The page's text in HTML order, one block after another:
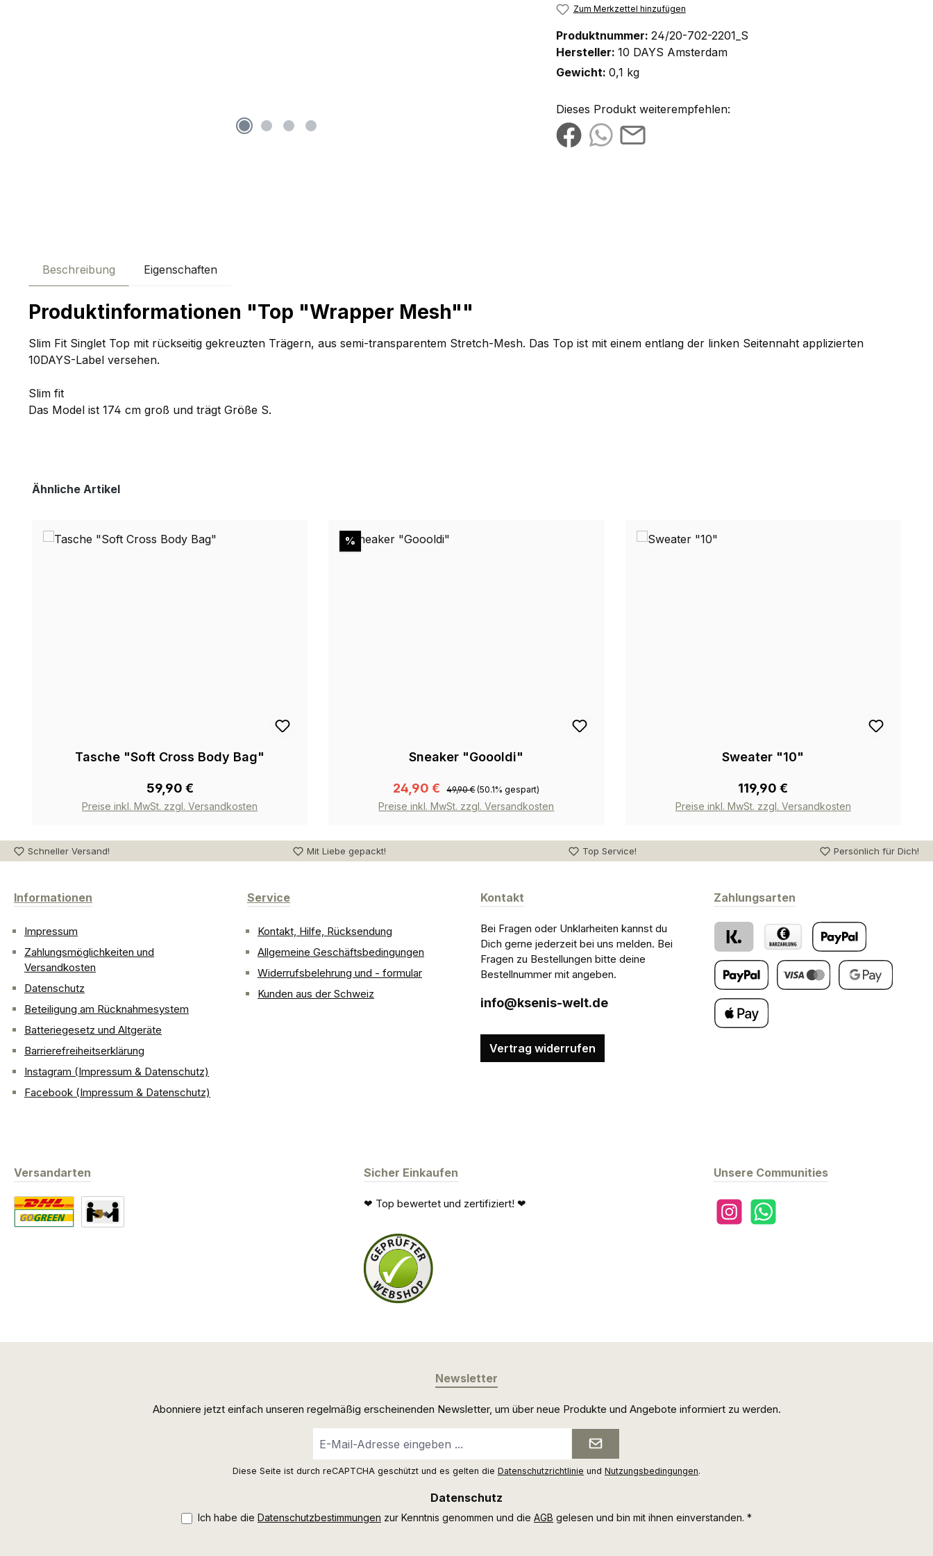
Zum Merkzettel hinzufügen
Produktnummer: 24/20-702-2201_S
Hersteller: 10 DAYS Amsterdam
Gewicht: 0,1 kg
Dieses Produkt weiterempfehlen:
Beschreibung Eigenschaften
Produktinformationen "Top "Wrapper Mesh""
Slim Fit Singlet Top mit rückseitig gekreuzten Trägern, aus semi-transparentem Stretch-Mesh. Das Top ist mit einem entlang der linken Seitennaht applizierten
10DAYS-Label versehen.
Slim fit
Das Model ist 174 cm groß und trägt Größe S.
Produktgalerie überspringen
Ähnliche Artikel
Tasche "Soft Cross Body Bag"
59,90 €
Preise inkl. MwSt. zzgl. Versandkosten
% Rabatt
Sneaker "Goooldi"
24,90 € 49,90 € (50.1% gespart)
Preise inkl. MwSt. zzgl. Versandkosten
Sweater "10"
119,90 €
Preise inkl. MwSt. zzgl. Versandkosten
Schneller Versand! Mit Liebe gepackt! Top Service! Persönlich für Dich!
Informationen
Impressum
Zahlungsmöglichkeiten und
Versandkosten
Datenschutz
Beteiligung am Rücknahmesystem
Batteriegesetz und Altgeräte
Barrierefreiheitserklärung
Instagram (Impressum & Datenschutz)
Facebook (Impressum & Datenschutz)
Service
Kontakt, Hilfe, Rücksendung
Allgemeine Geschäftsbedingungen
Widerrufsbelehrung und - formular
Kunden aus der Schweiz
Kontakt
Bei Fragen oder Unklarheiten kannst du
Dich gerne jederzeit bei uns melden. Bei
Fragen zu Bestellungen bitte deine
Bestellnummer mit angeben.
info@ksenis-welt.de
Vertrag widerrufen
Unsere Communities
InstagramWhatsApp
Zahlungsarten
PayPal
Später Bezahlen
Klarna Barzahlung bei Abholung
Versandarten Sicher Einkaufen
❤ Top bewertet und zertifiziert! ❤
Newsletter
Abonniere jetzt einfach unseren regelmäßig erscheinenden Newsletter, um über neue Produkte und Angebote informiert zu werden.
Mail-
Diese Seite ist durch reCAPTCHA geschützt und es gelten die Datenschutzrichtlinie und Nutzungsbedingungen.
Datenschutz
Ich habe die Datenschutzbestimmungen zur Kenntnis genommen und die AGB gelesen und bin mit ihnen einverstanden. *